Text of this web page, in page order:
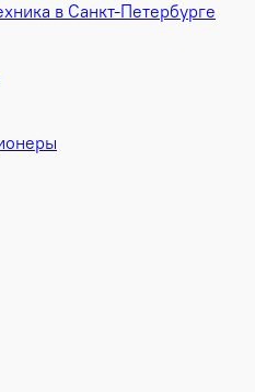
в Санкт-Петербурге